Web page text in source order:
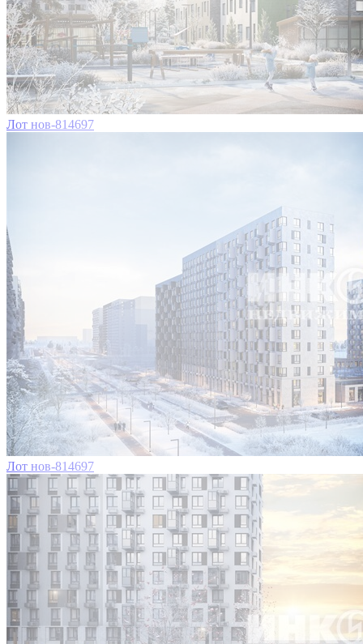
Лот нов-814697
Лот нов-814697